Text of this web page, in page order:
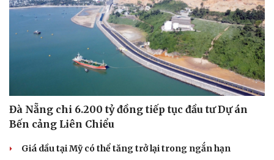
Sức khỏe
Dinh dưỡng - món ngon
Cây thuốc
Đời sống
Blog
Đà Nẵng chi 6.200 tỷ đồng tiếp tục đầu tư Dự án
Bến cảng Liên Chiểu
Giá dầu tại Mỹ có thể tăng trở lại trong ngắn hạn